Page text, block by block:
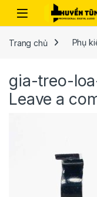
Trang chủ Phụ
gia-treo-
Leave a